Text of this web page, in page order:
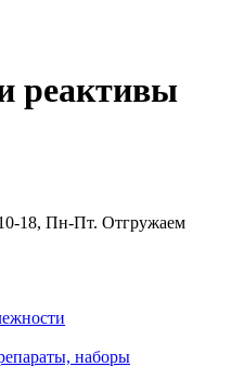
реактивы
18, Пн-Пт. Отгружаем
наборы